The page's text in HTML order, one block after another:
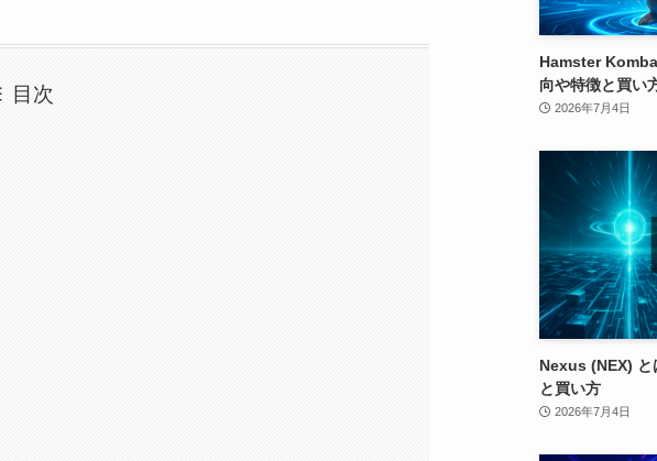
目次
Hamster
向や特徴と買い
2026年7月4日
Nexus (NEX) と
と買い方
2026年7月4日